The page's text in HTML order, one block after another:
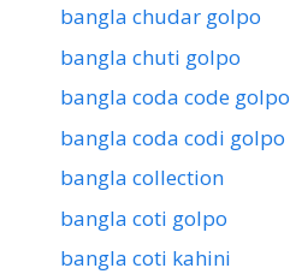
bangla chudar golpo
bangla chuti golpo
bangla coda code golpo
bangla coda codi golpo
bangla collection
bangla coti golpo
bangla coti kahini